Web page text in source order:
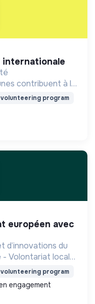
internationale
contribuent à la
Accompagner la
publics
volunteering program
d’innovations du
- Volontariat local
- Education -
volunteering program
engagement